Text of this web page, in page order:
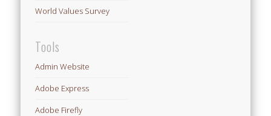
World Values Survey
Tools
Admin Website
Adobe Express
Adobe Firefly